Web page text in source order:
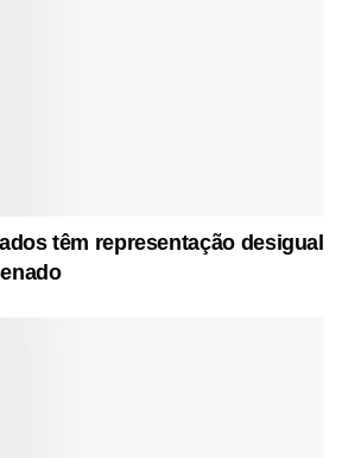
têm representação desigual